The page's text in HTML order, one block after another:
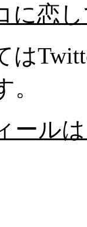
に恋
は
ール